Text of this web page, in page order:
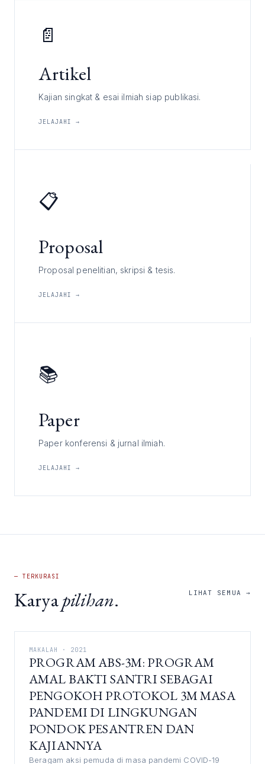
📄
Artikel
Kajian singkat & esai ilmiah siap publikasi.
JELAJAHI →
📋
Proposal
Proposal penelitian, skripsi & tesis.
JELAJAHI →
📚
Paper
Paper konferensi & jurnal ilmiah.
JELAJAHI →
— TERKURASI
Karyapilihan. LIHAT SEMUA →
MAKALAH · 2021
PROGRAM ABS-3M: PROGRAM
AMAL BAKTI SANTRI SEBAGAI
PENGOKOH PROTOKOL 3M MASA
PANDEMI DI LINGKUNGAN
PONDOK PESANTREN DAN
KAJIANNYA
Beragam aksi pemuda di masa pandemi COVID-19